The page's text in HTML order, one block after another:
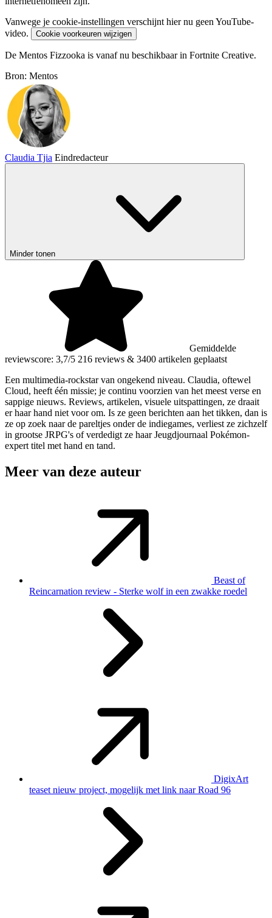
Vanwege je cookie-instellingen verschijnt hier nu geen YouTube-
video.
Cookie voorkeuren wijzigen
De Mentos Fizzooka is vanaf nu beschikbaar in Fortnite Creative.
Bron: Mentos
Claudia Tjia Eindredacteur
Minder tonen
Gemiddelde
reviewscore: 3,7/5 216 reviews & 3400 artikelen geplaatst
Een multimedia-rockstar van ongekend niveau. Claudia, oftewel
Cloud, heeft één missie; je continu voorzien van het meest verse en
sappige nieuws. Reviews, artikelen, visuele uitspattingen, ze draait
er haar hand niet voor om. Is ze geen berichten aan het tikken, dan is
ze op zoek naar de pareltjes onder de indiegames, verliest ze zichzelf
in grootse JRPG's of verdedigt ze haar Jeugdjournaal Pokémon-
expert titel met hand en tand.
Meer van deze auteur
Beast of
Reincarnation review - Sterke wolf in een zwakke roedel
DigixArt
teaset nieuw project, mogelijk met link naar Road 96